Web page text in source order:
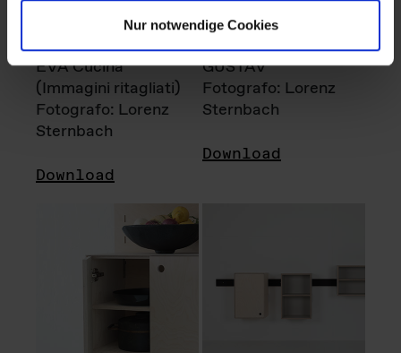
Nur notwendige Cookies
EVA Cucina
(Immagini ritagliati)
Fotografo: Lorenz
Sternbach
Download
GUSTAV
Fotografo: Lorenz
Sternbach
Download